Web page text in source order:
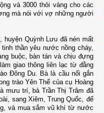
và 3000 thỏi vàng cho các
mà nói với vợ những người
Quỳnh Lưu đã nén mất
thần yêu nước nồng cháy,
buộc, bàn tán và chịu đựng
giao thông liên lạc từ đằng
Đông Du. Bà là cầu nối gắn
trào Yên Thế của cụ Hoàng
mưu trí, bà Trần Thị Trâm đã
sang Xiêm, Trung Quốc, để
và mua sắm vũ khí từ nước